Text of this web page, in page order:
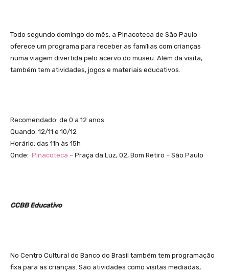
Todo segundo domingo do mês, a Pinacoteca de São Paulo
oferece um programa para receber as famílias com crianças
numa viagem divertida pelo acervo do museu. Além da visita,
também tem atividades, jogos e materiais educativos.
Recomendado: de 0 a 12 anos
Quando: 12/11 e 10/12
Horário: das 11h às 15h
Onde: Pinacoteca – Praça da Luz, 02, Bom Retiro – São Paulo
CCBB Educativo
No Centro Cultural do Banco do Brasil também tem programação
fixa para as crianças. São atividades como visitas mediadas,